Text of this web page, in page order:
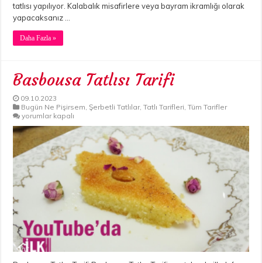
tatlısı yapılıyor. Kalabalık misafirlere veya bayram ikramlığı olarak
yapacaksanız …
Daha Fazla »
Basbousa Tatlısı Tarifi
09.10.2023
Bugün Ne Pişirsem,Şerbetli Tatlılar,Tatlı Tarifleri,Tüm Tarifler
Basbousa
Tatlısı
Tarifi
yorumlar kapalı